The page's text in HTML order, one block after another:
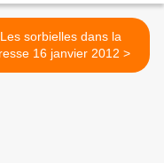
Les sorbielles dans la
presse 16 janvier 2012 >